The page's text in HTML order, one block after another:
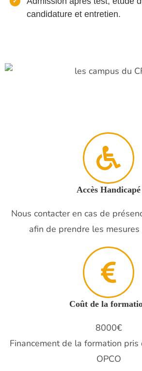
candidature et entretien.
Accès Handicapé
Nous contacter en cas de
afin de prendre les mesures
Coût de la
8000€
Financement de la formation pris
OPCO